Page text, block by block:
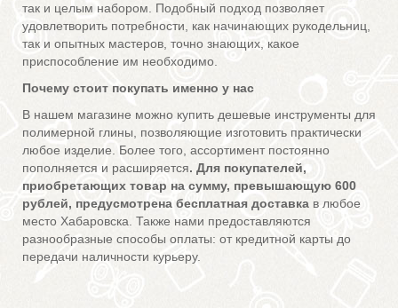
так и целым набором. Подобный подход позволяет
удовлетворить потребности, как начинающих рукодельниц,
так и опытных мастеров, точно знающих, какое
приспособление им необходимо.
Почему стоит покупать именно у нас
В нашем магазине можно купить дешевые инструменты для
полимерной глины, позволяющие изготовить практически
любое изделие. Более того, ассортимент постоянно
пополняется и расширяется. Для покупателей,
приобретающих товар на сумму, превышающую 600
рублей, предусмотрена бесплатная доставка в любое
место Хабаровска. Также нами предоставляются
разнообразные способы оплаты: от кредитной карты до
передачи наличности курьеру.